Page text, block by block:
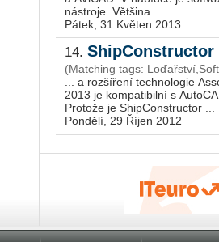
nástroje. Většina ...
Pátek, 31 Květen 2013
14. ShipConstructor
(Matching tags:
... a rozšíření technologie
2013 je kompatibilní s
Protože je ShipConstructor ...
Pondělí, 29 Říjen 2012